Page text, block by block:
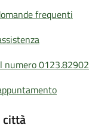
frequenti
numero 0123.82902
città